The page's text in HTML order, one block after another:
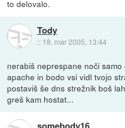
to delovalo.
Tody
:: 18. mar 2005, 13:44
nerabiš neprespane noči
apache in bodo vsi vidl tvojo
postaviš še dns strežnik boš
greš kam hostat...